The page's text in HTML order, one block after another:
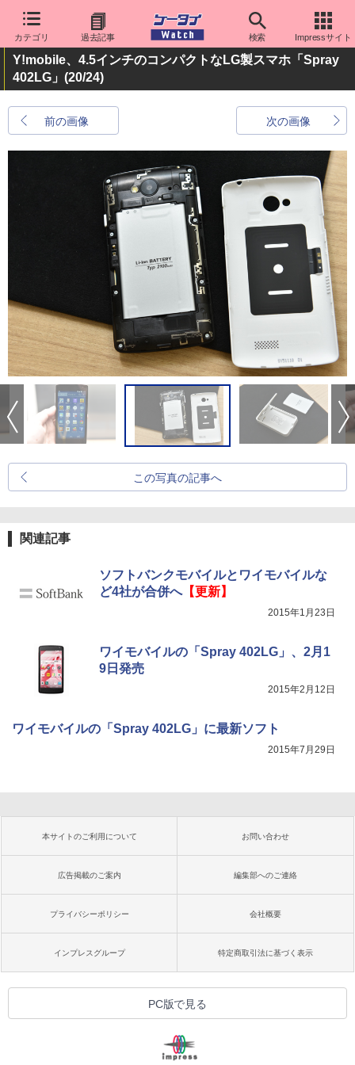
カテゴリ 過去記事 検索 Impressサイト
Y!mobile、4.5インチのコンパクトなLG製スマホ「Spray
402LG」 (20/24)
前の画像 次の画像
この写真の記事へ
関連記事
ソフトバンクモバイルとワイモバイルな
ど4社が合併へ【更新】
2015年1月23日
ワイモバイルの「Spray 402LG」、2月1
9日発売
2015年2月12日
ワイモバイルの「Spray 402LG」に最新ソフト
2015年7月29日
本サイトのご利用について お問い合わせ
広告掲載のご案内 編集部へのご連絡
プライバシーポリシー 会社概要
インプレスグループ 特定商取引法に基づく表示
PC版で見る